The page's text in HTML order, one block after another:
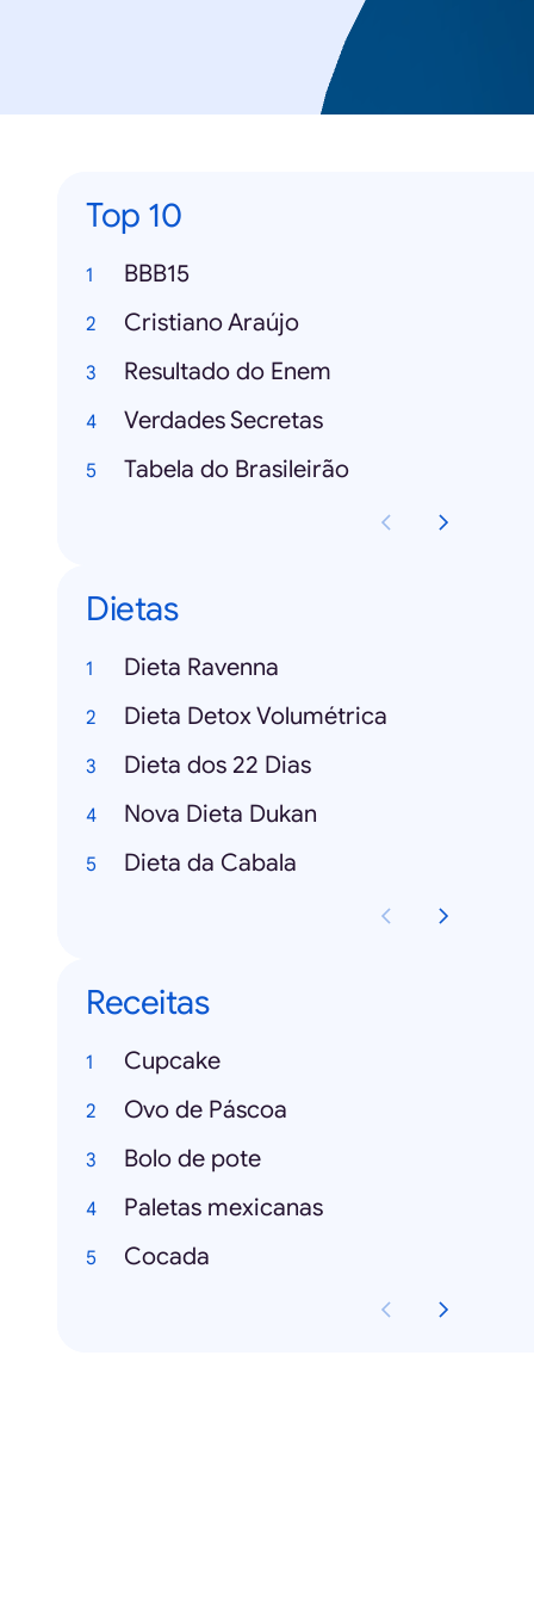
Top 10
BBB15
Cristiano Araújo
Resultado do Enem
Verdades Secretas
Tabela do Brasileirão
Dietas
Dieta Ravenna
Dieta Detox Volumétrica
Dieta dos 22 Dias
Nova Dieta Dukan
Dieta da Cabala
Receitas
Cupcake
Ovo de Páscoa
Bolo de pote
Paletas mexicanas
Cocada